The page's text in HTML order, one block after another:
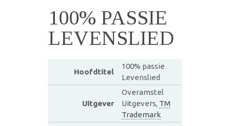
100% PASSIE
LEVENSLIED
Hoofdtitel
100% passie
Levenslied
Uitgever
Overamstel
Uitgevers, TM
Trademark